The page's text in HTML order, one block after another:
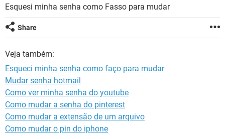
GUIA DE COMPRAS
INSTAGRAM GMAIL
GUIA DE COMPRAS
Esquesi minha senha como Fasso para mudar
Share
Veja também:
Esqueci minha senha como faço para mudar
Mudar senha hotmail
Como ver minha senha do youtube
Como mudar a senha do pinterest
Como mudar a extensão de um arquivo
Como mudar o pin do iphone